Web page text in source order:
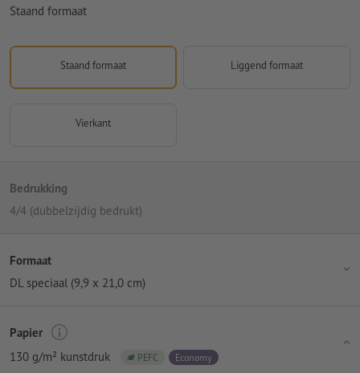
Staand formaat
Staand formaat Liggend formaat
Vierkant
Bedrukking
4/4 (dubbelzijdig bedrukt)
Formaat
DL speciaal (9,9 x 21,0 cm)
Papier
130 g/m² kunstdruk
PEFC Economy